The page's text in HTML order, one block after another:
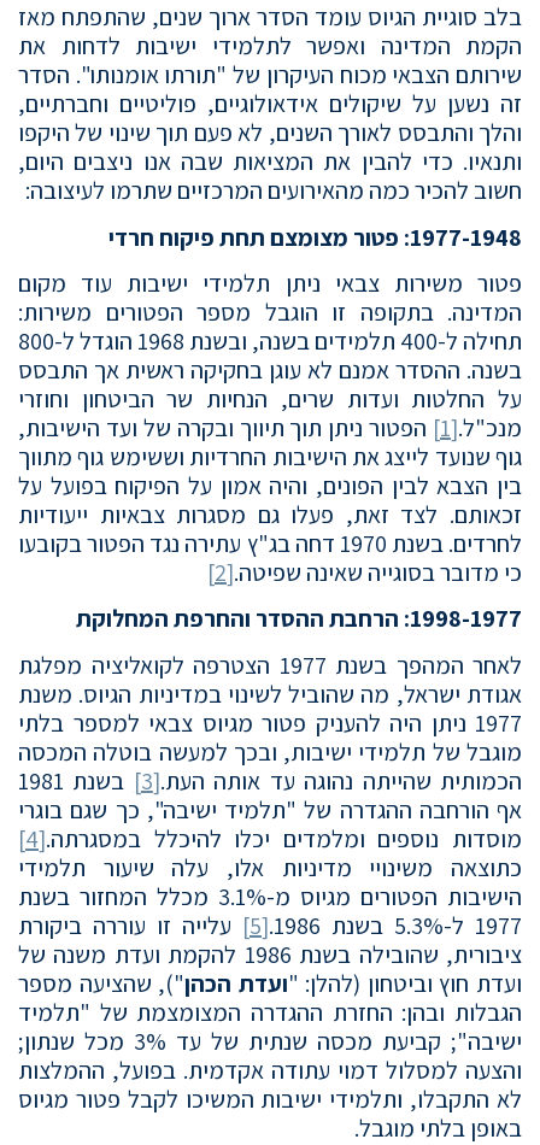
בלב סוגיית הגיוס עומד הסדר ארוך שנים, שהתפתח מאז
הקמת המדינה ואפשר לתלמידי ישיבות לדחות את
שירותם הצבאי מכוח העיקרון של "תורתו אומנותו". הסדר
זה נשען על שיקולים אידאולוגיים, פוליטיים וחברתיים,
והלך והתבסס לאורך השנים, לא פעם תוך שינוי של היקפו
ותנאיו. כדי להבין את המציאות שבה אנו ניצבים היום,
חשוב להכיר כמה מהאירועים המרכזיים שתרמו לעיצובה:
1977-1948: פטור מצומצם תחת פיקוח חרדי
פטור משירות צבאי ניתן תלמידי ישיבות עוד מקום
המדינה. בתקופה זו הוגבל מספר הפטורים משירות:
תחילה ל-400 תלמידים בשנה, ובשנת 1968 הוגדל ל-800
בשנה. ההסדר אמנם לא עוגן בחקיקה ראשית אך התבסס
על החלטות ועדות שרים, הנחיות שר הביטחון וחוזרי
מנכ"ל.[1]
הפטור ניתן תוך תיווך ובקרה של ועד הישיבות,
גוף שנועד לייצג את הישיבות החרדיות וששימש גוף מתווך
בין הצבא לבין הפונים, והיה אמון על הפיקוח בפועל על
זכאותם. לצד זאת, פעלו גם מסגרות צבאיות ייעודיות
לחרדים. בשנת 1970 דחה בג"ץ עתירה נגד הפטור בקובעו
כי מדובר בסוגייה שאינה שפיטה.[2]
1998-1977: הרחבת ההסדר והחרפת המחלוקת
לאחר המהפך בשנת 1977 הצטרפה לקואליציה מפלגת
אגודת ישראל, מה שהוביל לשינוי במדיניות הגיוס. משנת
1977 ניתן היה להעניק פטור מגיוס צבאי למספר בלתי
מוגבל של תלמידי ישיבות, ובכך למעשה בוטלה המכסה
הכמותית שהייתה נהוגה עד אותה העת.[3]
בשנת 1981
אף הורחבה ההגדרה של "תלמיד ישיבה", כך שגם בוגרי
מוסדות נוספים ומלמדים יכלו להיכלל במסגרתה.[4]
כתוצאה משינויי מדיניות אלו, עלה שיעור תלמידי
הישיבות הפטורים מגיוס מ-3.1% מכלל המחזור בשנת
1977 ל-5.3% בשנת 1986.
[5]
עלייה זו עוררה ביקורת
ציבורית, שהובילה בשנת 1986 להקמת ועדת משנה של
ועדת חוץ וביטחון (להלן: "ועדת הכהן"), שהציעה מספר
הגבלות ובהן: החזרת ההגדרה המצומצמת של "תלמיד
ישיבה"; קביעת מכסה שנתית של עד 3% מכל שנתון;
והצעה למסלול דמוי עתודה אקדמית. בפועל, ההמלצות
לא התקבלו, ותלמידי ישיבות המשיכו לקבל פטור מגיוס
באופן בלתי מוגבל.